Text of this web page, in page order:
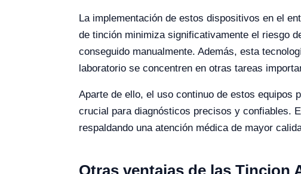
La implementación de estos dispositivos en el
de tinción minimiza significativamente el riesgo
conseguido manualmente. Además, esta
laboratorio se concentren en otras tareas
Aparte de ello, el uso continuo de estos equipos
crucial para diagnósticos precisos y confiables.
respaldando una atención médica de mayor
Otras ventajas de las Tincion